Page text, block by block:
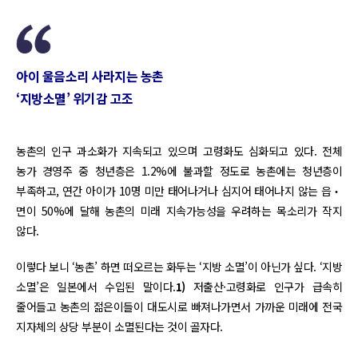
아이 울음소리 사라지는 농촌
‘지방소멸’ 위기감 고조
농촌의 인구 과소화가 지속되고 있으며 고령화도 심화되고 있다. 전체
농가 경영주 중 청년층은 1.2%에 불과할 정도로 농촌에는 청년층이
부족하고, 연간 아이가 10명 미만 태어나거나 심지어 태어나지 않는 읍‧
면이 50%에 달해 농촌의 미래 지속가능성을 우려하는 목소리가 작지
않다.
이렇다 보니 ‘농촌’ 하면 떠오르는 화두는 ‘지방 소멸’이 아닌가 싶다. ‘지방
소멸’은 일본에서 수입된 말이다.1) 저출산·고령화로 인구가 급속히
줄어들고 농촌의 젊은이들이 대도시로 빠져나가면서 가까운 미래에 전국
지자체의 상당 부분이 소멸된다는 것이 골자다.